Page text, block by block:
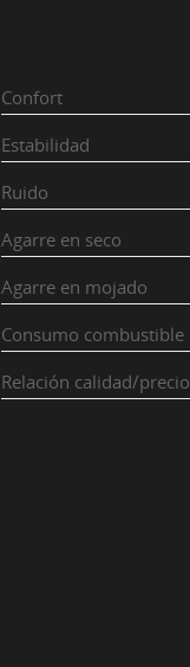
Confort
Estabilidad
Ruido
Agarre en seco
Agarre en mojado
Consumo combustible
Relación calidad/precio